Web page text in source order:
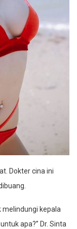
Dokter cina ini
melindungi kepala
apa?” Dr. Sinta